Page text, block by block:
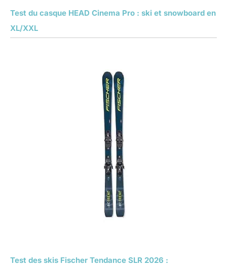
Test du casque HEAD Cinema Pro : ski et snowboard en
XL/XXL
Test des skis Fischer Tendance SLR 2026 :